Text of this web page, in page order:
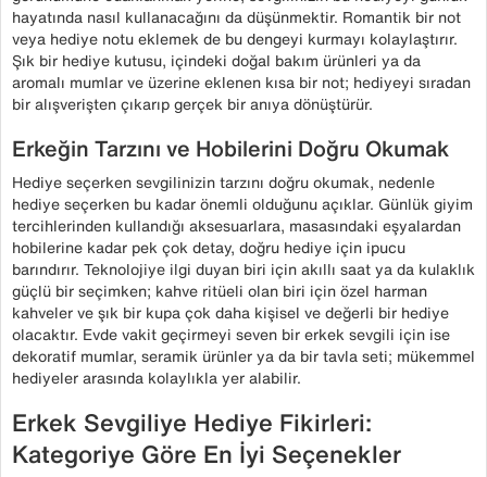
hayatında nasıl kullanacağını da düşünmektir. Romantik bir not
veya hediye notu eklemek de bu dengeyi kurmayı kolaylaştırır.
Şık bir hediye kutusu, içindeki doğal bakım ürünleri ya da
aromalı mumlar ve üzerine eklenen kısa bir not; hediyeyi sıradan
bir alışverişten çıkarıp gerçek bir anıya dönüştürür.
Erkeğin Tarzını ve Hobilerini Doğru Okumak
Hediye seçerken sevgilinizin tarzını doğru okumak, nedenle
hediye seçerken bu kadar önemli olduğunu açıklar. Günlük giyim
tercihlerinden kullandığı aksesuarlara, masasındaki eşyalardan
hobilerine kadar pek çok detay, doğru hediye için ipucu
barındırır. Teknolojiye ilgi duyan biri için akıllı saat ya da kulaklık
güçlü bir seçimken; kahve ritüeli olan biri için özel harman
kahveler ve şık bir kupa çok daha kişisel ve değerli bir hediye
olacaktır. Evde vakit geçirmeyi seven bir erkek sevgili için ise
dekoratif mumlar, seramik ürünler ya da bir tavla seti; mükemmel
hediyeler arasında kolaylıkla yer alabilir.
Erkek Sevgiliye Hediye Fikirleri:
Kategoriye Göre En İyi Seçenekler